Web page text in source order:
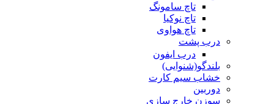
تاچ سامونگ
تاچ نوکیا
تاچ هواوی
درب پشت
درب ایفون
بلندگو(شنوایی)
خشاب سیم کارت
دوربین
سوزن خارج سازی